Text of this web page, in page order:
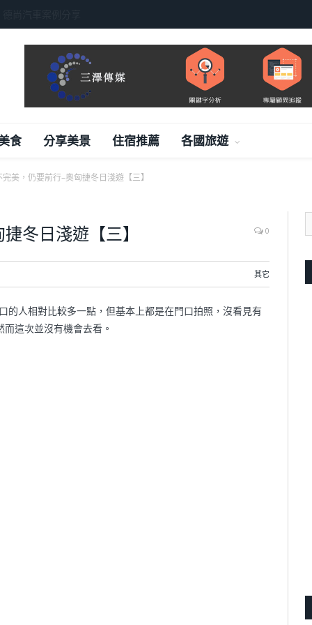
食 分享美景 住宿推薦 各國旅遊
美，仍要前行–奧匈捷冬日淺遊【三】
冬日淺遊【三】 0
其它
人相對比較多一點，但基本上都是在門口拍照，沒看見有
這次並沒有機會去看。